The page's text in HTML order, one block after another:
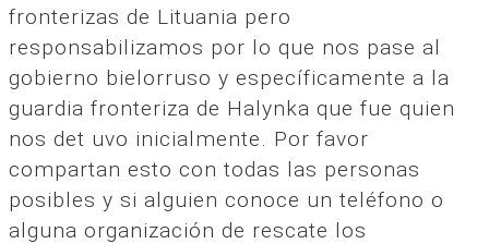
fronterizas de Lituania pero
responsabilizamos por lo que nos pase al
gobierno bielorruso y específicamente a la
guardia fronteriza de Halynka que fue quien
nos det uvo inicialmente. Por favor
compartan esto con todas las personas
posibles y si alguien conoce un teléfono o
alguna organización de rescate los